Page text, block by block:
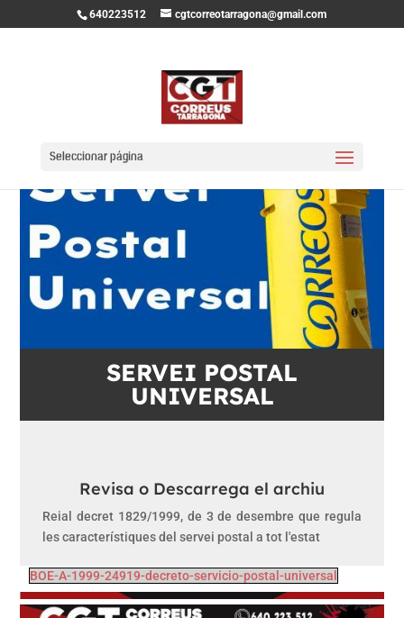
640223512 cgtcorreotarragona@gmail.com
Seleccionar página
SERVEI POSTAL
UNIVERSAL
Revisa o Descarrega el archiu
Reial decret 1829/1999, de 3 de desembre que regula
les característiques del servei postal a tot l'estat
BOE-A-1999-24919-decreto-servicio-postal-universal